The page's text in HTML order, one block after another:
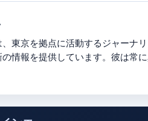
、東京を拠点に活動するジャーナ
情報を提供しています。彼は常